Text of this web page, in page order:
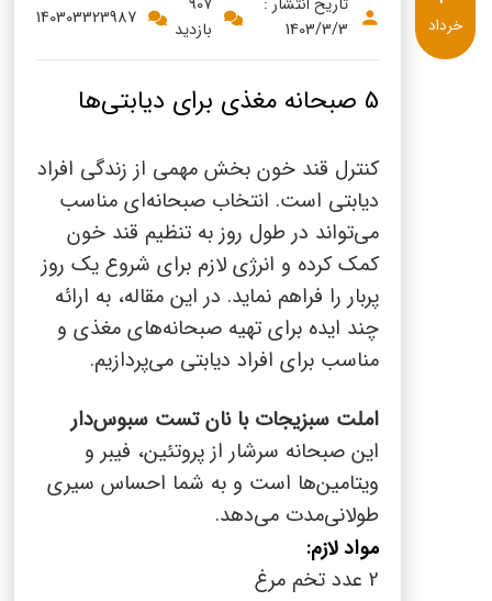
سینما دوماس
گالری تصاویر
Russian
Arabic
Turkish
1403/3/3
بازدید
140303323987 خرداد
5 صبحانه مغذی برای دیابتی‌ها
کنترل قند خون بخش مهمی از زندگی افراد
دیابتی است. انتخاب صبحانه‌ای مناسب
می‌تواند در طول روز به تنظیم قند خون
کمک کرده و انرژی لازم برای شروع یک روز
پربار را فراهم نماید. در این مقاله، به ارائه
چند ایده برای تهیه صبحانه‌های مغذی و
مناسب برای افراد دیابتی می‌پردازیم.
املت سبزیجات با نان تست سبوس‌دار
این صبحانه سرشار از پروتئین، فیبر و
ویتامین‌ها است و به شما احساس سیری
طولانی‌مدت می‌دهد.
مواد لازم:
2 عدد تخم مرغ